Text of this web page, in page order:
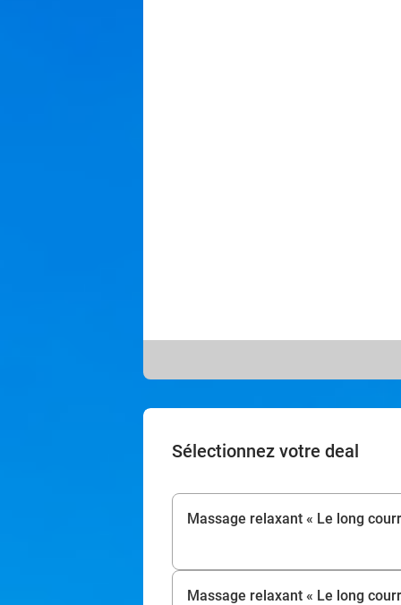
Sélectionnez votre deal
Massage relaxant « Le long
Massage relaxant « Le long